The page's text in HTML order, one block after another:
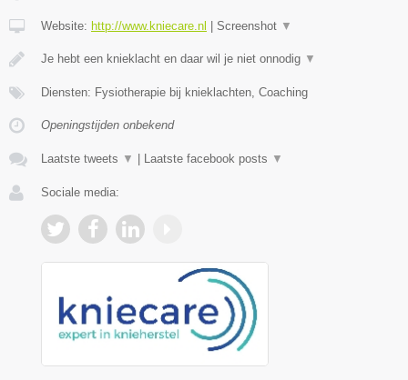
Website: http://www.kniecare.nl Screenshot ▼
Je hebt een knieklacht en daar wil je niet onnodig ▼
Diensten: Fysiotherapie bij knieklachten, Coaching
Openingstijden onbekend
Laatste tweets ▼ Laatste facebook posts ▼
Sociale media: